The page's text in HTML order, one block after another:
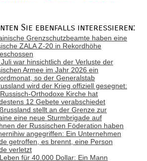
Sie ebenfalls interessieren:
Grenzschutzbeamte haben eine
ZALA Z-20 in Rekordhöhe
war hinsichtlich der Verluste der
Armee im Jahr 2026 ein
so der Generalstab
wird der Krieg offiziell gesegnet:
Orthodoxe Kirche hat
12 Gebete verabschiedet
stellt an der Grenze zur
eine neue Sturmbrigade auf
der Russischen Föderation haben
angegriffen: Ein Unternehmen
getroffen, es brennt, eine Person
verletzt
für 40.000 Dollar: Ein Mann